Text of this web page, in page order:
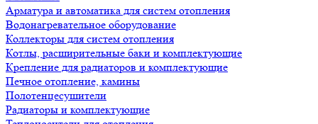
Арматура и автоматика для систем отопления
Водонагревательное оборудование
Коллекторы для систем отопления
Котлы, расширительные баки и комплектующие
Крепление для радиаторов и комплектующие
Печное отопление, камины
Полотенцесушители
Радиаторы и комплектующие